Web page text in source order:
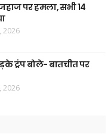
पर हमला, सभी 14
2026
ट्रंप बोले- बातचीत पर
2026